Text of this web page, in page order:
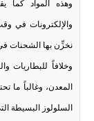
وهذه المواد كما
والإلكترونات في
نخزِّن بها الشحنات
وخلافاً للبطاريات
المعدن، وغالباً ما
السلولوز البسيطة